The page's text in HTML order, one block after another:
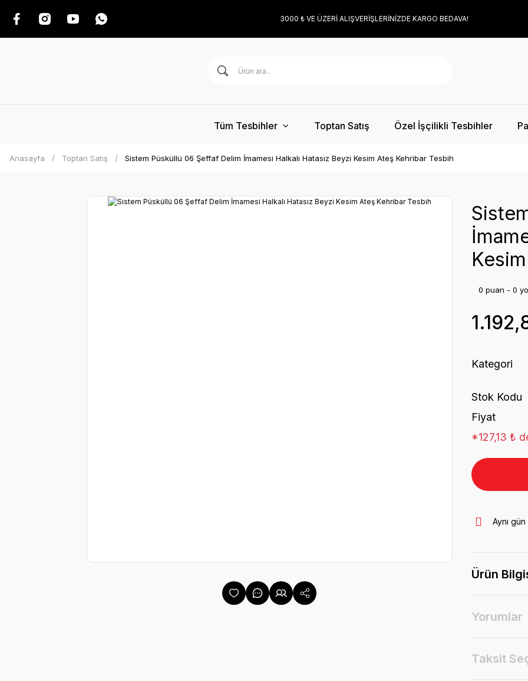
3000 ₺ VE ÜZERİ ALIŞVERİŞLERİNİZDE KARGO BEDAVA!
Tüm Tesbihler Toptan Satış Özel İşçilikli Tesbihler
Anasayfa Toptan Satış Sistem Püsküllü 06 Şeffaf Delim İmamesi Halkalı Hatasız Beyzi Kesim Ateş Kehribar Tesbih
0 puan - 0
Kategori
Stok Kodu
Fiyat
*127,13 ₺
Aynı
Ürün
Yorumlar
Taksit